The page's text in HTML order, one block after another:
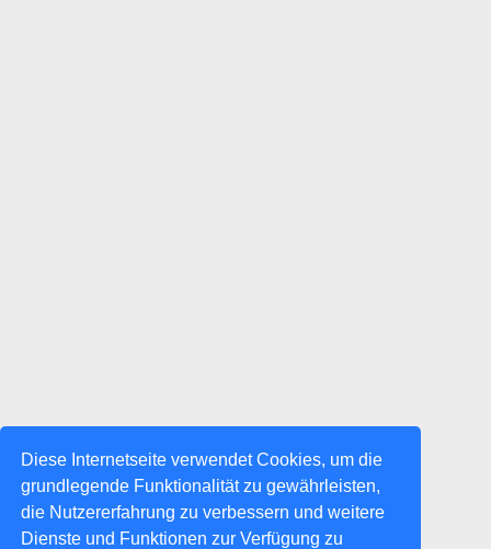
Diese Internetseite verwendet Cookies, um die
grundlegende Funktionalität zu gewährleisten,
die Nutzererfahrung zu verbessern und weitere
Dienste und Funktionen zur Verfügung zu